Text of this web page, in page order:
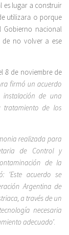
es lugar a construir
utilizara o porque
Gobierno nacional
de no volver a ese
8 de noviembre de
firmó un acuerdo
de una
de los
realizada para
de Control y
de la
‘Este acuerdo se
Argentina de
a través de un
necesaria
adecuado’.